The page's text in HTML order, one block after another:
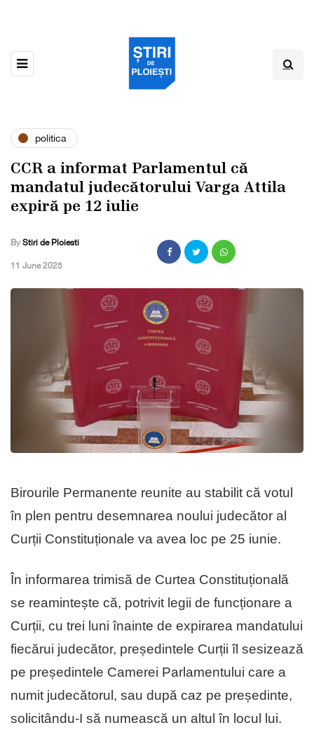
politica
CCR a informat Parlamentul că
mandatul judecătorului Varga Attila
expiră pe 12 iulie
By Stiri de Ploiesti
,11 June 2025
Birourile Permanente reunite au stabilit că votul
în plen pentru desemnarea noului judecător al
Curții Constituționale va avea loc pe 25 iunie.
În informarea trimisă de Curtea Constituțională
se reamintește că, potrivit legii de funcționare a
Curții, cu trei luni înainte de expirarea mandatului
fiecărui judecător, președintele Curții îl sesizează
pe președintele Camerei Parlamentului care a
numit judecătorul, sau după caz pe președinte,
solicitându-I să numească un altul în locul lui.